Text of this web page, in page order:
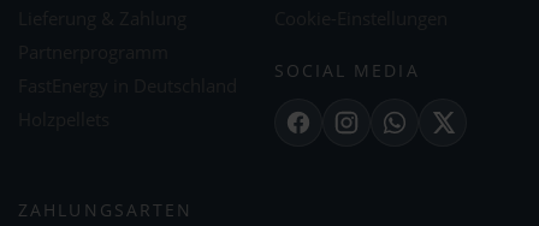
SOCIAL MEDIA
FacebookInstagramWhatsApp
X
ZAHLUNGSARTEN